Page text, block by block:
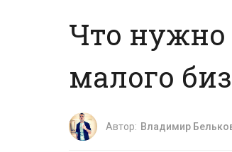
Что
малого
Автор: Владимир